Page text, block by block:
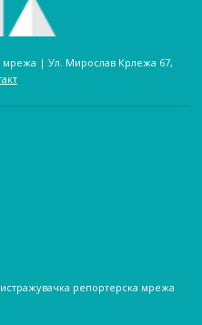
мрежа | Ул. Мирослав Крлежа 67,
репортерска мрежа